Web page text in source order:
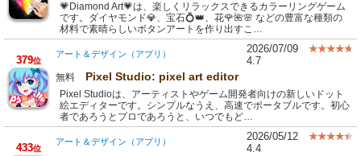
💗Diamond Art💗は、楽しくリラックスできるカラーリングゲーム
です。ダイヤモンド💎、宝石💍👑、花🌹🌺🌸 などの豊富な種類の
材料で素晴らしいボタンアートを作り出すこ…
379位
アート＆デザイン（アプリ）
2026/07/09
4.7
無料 Pixel Studio: pixel art editor
Pixel Studioは、アーティストやゲーム開発者向けの新しいドット
絵エディターです。シンプルなうえ、高速でポータブルです。初心
者であろうとプロであろうと、いつでもど…
433位
アート＆デザイン（アプリ）
2026/05/12
4.4